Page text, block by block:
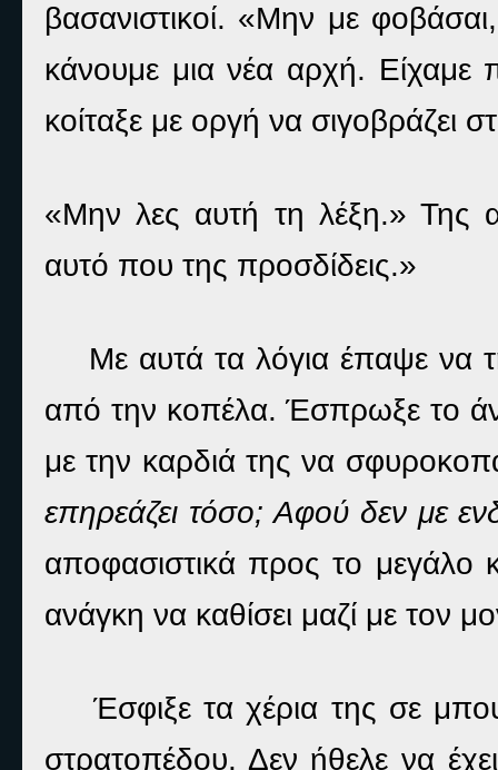
βασανιστικοί. «Μην με
κάνουμε μια νέα αρχή. Είχαμε
κοίταξε με οργή να σιγοβράζει
«Μην λες αυτή τη λέξη.» Της
αυτό που της προσδίδεις.»
Με αυτά τα λόγια έπαψε να
από την κοπέλα. Έσπρωξε το
με την καρδιά της να
επηρεάζει τόσο; Αφού δεν με
αποφασιστικά προς το μεγάλο
ανάγκη να καθίσει μαζί με τον
Έσφιξε τα χέρια της σε
στρατοπέδου. Δεν ήθελε να